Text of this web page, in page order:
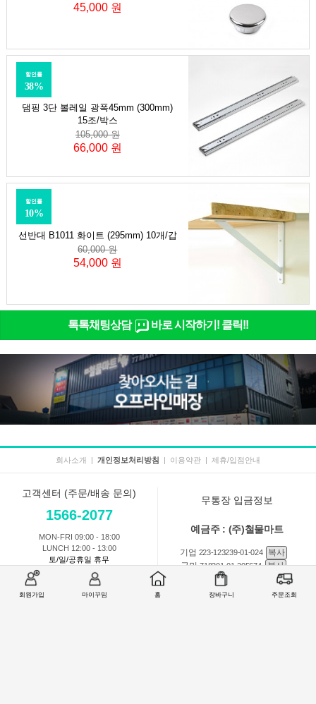
회원가입 마이꾸밈 홈 장바구니 주문조회
45,000 원
댐핑 3단 볼레일 광폭45mm (300mm)
15조/박스
할인률
38%
105,000 원
66,000 원
선반대 B1011 화이트 (295mm) 10개/갑
할인률
10%
60,000 원
54,000 원
톡톡채팅상담 바로 시작하기! 클릭!!
회사소개 | 개인정보처리방침 | 이용약관 | 제휴/입점안내
고객센터 (주문/배송 문의)
1566-2077
MON-FRI 09:00 - 18:00
LUNCH 12:00 - 13:00
토/일/공휴일 휴무
무통장 입금정보
예금주 : (주)철물마트
기업 223-123239-01-024
복사
국민718201-01-205674
복사
301-0168-3882-11 복사